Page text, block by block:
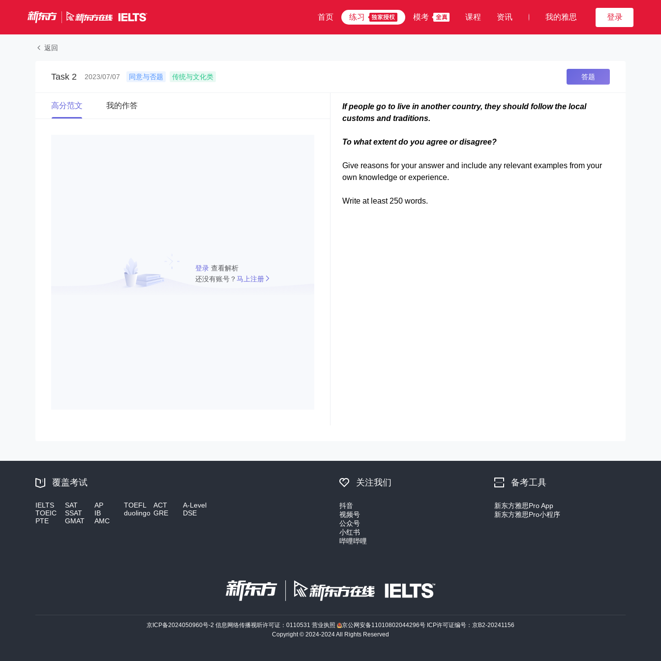
首页 练习 模考 课程 资讯 我的雅思 登录
返回
Task 2 2023/07/07 同意与否题 传统与文化类 答题
高分范文 我的作答
登录 查看解析
还没有账号？马上注册
If people go to live in another country, they should follow the local
customs and traditions.
To what extent do you agree or disagree?
Give reasons for your answer and include any relevant examples from your
own knowledge or experience.
Write at least 250 words.
覆盖考试
IELTS SAT AP TOEFL ACT
A-Level
TOEIC
SSAT IB duolingo GRE
DSE
PTE
GMAT AMC
关注我们
抖音
视频号
公众号
小红书
哔哩哔哩
备考工具
新东方雅思Pro App
新东方雅思Pro小程序
京ICP备2024050960号-2 信息网络传播视听许可证：0110531 营业执照 京公网安备11010802044296号 ICP许可证编号：京B2-20241156
Copyright © 2024-2024 All Rights Reserved